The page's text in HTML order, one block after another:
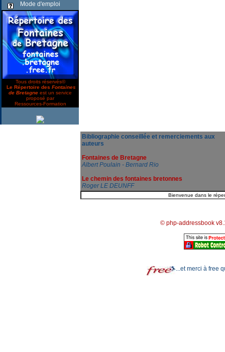
Mode d'emploi
Tous droits réservés©
Le Répertoire des Fontaines
de Bretagne est un service
proposé par
Ressources-Formation
Bibliographie conseillée et remerciements aux
auteurs
Fontaines de Bretagne
Albert Poulain - Bernard Rio
Le chemin des fontaines bretonnes
Roger LE DEUNFF
© php-addressbook
...et merci à free